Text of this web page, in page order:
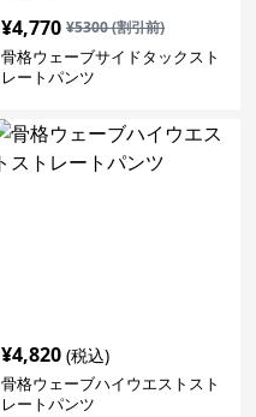
¥4,770 ¥5300(割引前)
骨格ウェーブサイドタックスト
レートパンツ
¥4,820 (税込)
骨格ウェーブハイウエストスト
レートパンツ